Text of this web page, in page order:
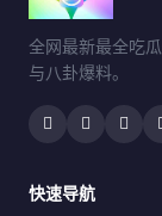
全网最新最全吃
与八卦爆料。
快速导航